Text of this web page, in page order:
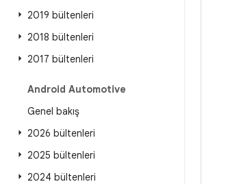
2019 bültenleri
2018 bültenleri
2017 bültenleri
Android Automotive
Genel bakış
2026 bültenleri
2025 bültenleri
2024 bültenleri